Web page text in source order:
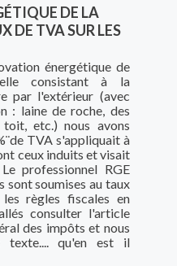
DE LA
DE TVA SUR LES
énergétique de
consistant à la
par l'extérieur (avec
: laine de roche, des
toit, etc.) nous avons
TVA s'appliquait à
ceux induits et visait
professionnel RGE
sont soumises au taux
règles fiscales en
consulter l'article
des impôts et nous
texte.... qu'en est il